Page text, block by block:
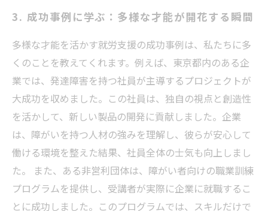
3. 成功事例に学ぶ：多様な才能が開花する瞬間
多様な才能を活かす就労支援の成功事例は、私たちに多
くのことを教えてくれます。例えば、東京都内のある企
業では、発達障害を持つ社員が主導するプロジェクトが
大成功を収めました。この社員は、独自の視点と創造性
を活かして、新しい製品の開発に貢献しました。企業
は、障がいを持つ人材の強みを理解し、彼らが安心して
働ける環境を整えた結果、社員全体の士気も向上しまし
た。 また、ある非営利団体は、障がい者向けの職業訓練
プログラムを提供し、受講者が実際に企業に就職するこ
とに成功しました。このプログラムでは、スキルだけで